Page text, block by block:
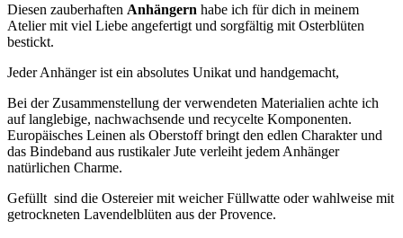
Diesen zauberhaften Anhängern habe ich für dich in meinem
Atelier mit viel Liebe angefertigt und sorgfältig mit Osterblüten
bestickt.
Jeder Anhänger ist ein absolutes Unikat und handgemacht,
Bei der Zusammenstellung der verwendeten Materialien achte ich
auf langlebige, nachwachsende und recycelte Komponenten.
Europäisches Leinen als Oberstoff bringt den edlen Charakter und
das Bindeband aus rustikaler Jute verleiht jedem Anhänger
natürlichen Charme.
Gefüllt sind die Ostereier mit weicher Füllwatte oder wahlweise mit
getrockneten Lavendelblüten aus der Provence.